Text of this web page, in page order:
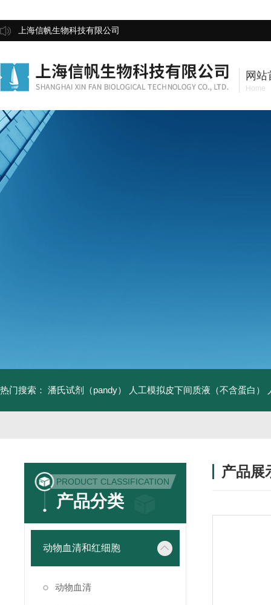
上海信帆生物科技有限公司
网站
Home
热门搜索： 潘氏试剂（pandy） 人工模拟皮下间质液（不含蛋白）
PRODUCT CLASSIFICATION
产品分类
动物血清和红细胞
动物血清
产品展